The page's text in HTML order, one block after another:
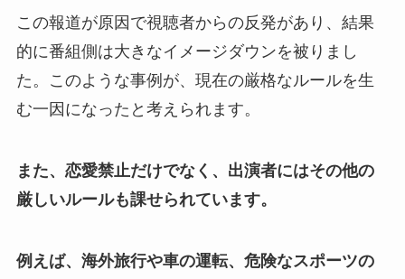
この報道が原因で視聴者からの反発があり、結果
的に番組側は大きなイメージダウンを被りまし
た。このような事例が、現在の厳格なルールを生
む一因になったと考えられます。
また、恋愛禁止だけでなく、出演者にはその他の
厳しいルールも課せられています。
例えば、海外旅行や車の運転、危険なスポーツの